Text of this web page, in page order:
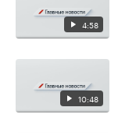
4:58
10:48